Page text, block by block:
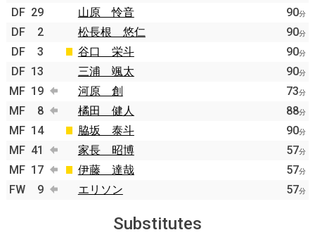
DF 29 山原 怜音 90分
DF 2 松長根 悠仁 90分
DF 3 谷口 栄斗 90分
DF 13 三浦 颯太 90分
MF 19 河原 創 73分
MF 8 橘田 健人 88分
MF 14 脇坂 泰斗 90分
MF 41 家長 昭博 57分
MF 17 伊藤 達哉 57分
FW 9 エリソン 57分
Substitutes